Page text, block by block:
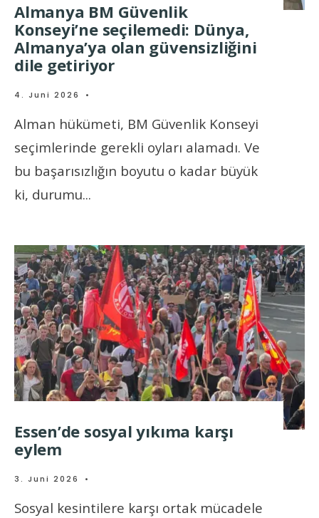
Almanya BM Güvenlik
Konseyi’ne seçilemedi: Dünya,
Almanya’ya olan güvensizliğini
dile getiriyor
4. Juni 2026 •
Alman hükümeti, BM Güvenlik Konseyi
seçimlerinde gerekli oyları alamadı. Ve
bu başarısızlığın boyutu o kadar büyük
ki, durumu...
Essen’de sosyal yıkıma karşı
eylem
3. Juni 2026 •
Sosyal kesintilere karşı ortak mücadele